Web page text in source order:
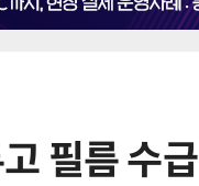
필름 수